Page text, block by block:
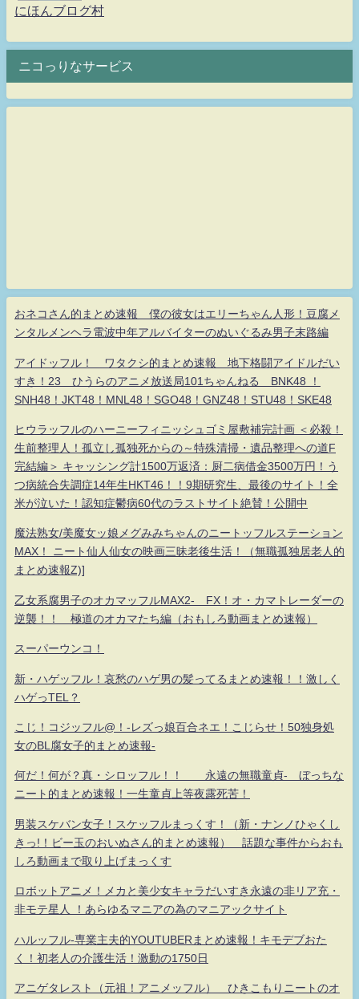
にほんブログ村
ニコっりなサービス
おネコさん的まとめ速報 僕の彼女はエリーちゃん人形！豆腐メ
ンタルメンヘラ電波中年アルバイターのぬいぐるみ男子末路編
アイドッフル！ ワタクシ的まとめ速報 地下格闘アイドルだい
すき！23 ひうらのアニメ放送局101ちゃんねる BNK48 ！
SNH48！JKT48！MNL48！SGO48！GNZ48！STU48！SKE48
ヒウラッフルのハーニーフィニッシュゴミ屋敷補完計画 ＜必殺！
生前整理人！孤立し孤独死からの～特殊清掃・遺品整理への道F
完結編＞ キャッシング計1500万返済：厨二病借金3500万円！う
つ病統合失調症14年生HKT46！！9期研究生、最後のサイト！全
米が泣いた！認知症鬱病60代のラストサイト絶賛！公開中
魔法熟女/美魔女ッ娘メグみみちゃんのニートッフルステーション
MAX！ ニート仙人仙女の映画三昧老後生活！（無職孤独居老人的
まとめ速報Z)]
乙女系腐男子のオカマッフルMAX2- FX！オ・カマトレーダーの
逆襲！！ 極道のオカマたち編（おもしろ動画まとめ速報）
スーパーウンコ！
新・ハゲッフル！哀愁のハゲ男の髪ってるまとめ速報！！激しく
ハゲっTEL？
こじ！コジッフル@！-レズっ娘百合ネエ！こじらせ！50独身処
女のBL腐女子的まとめ速報-
何だ！何が？真・シロッフル！！ 永遠の無職童貞- ぼっちな
ニート的まとめ速報！一生童貞上等夜露死苦！
男装スケバン女子！スケッフルまっくす！（新・ナンノひゃくし
きっ!！ビー玉のおいぬさん的まとめ速報） 話題な事件からおも
しろ動画まで取り上げまっくす
ロボットアニメ！メカと美少女キャラだいすき永遠の非リア充・
非モテ星人 ！あらゆるマニアの為のマニアックサイト
ハルッフル-専業主夫的YOUTUBERまとめ速報！キモデブおた
く！初老人の介護生活！激動の1750日
アニゲタレスト（元祖！アニメッフル） ひきこもりニートのオ